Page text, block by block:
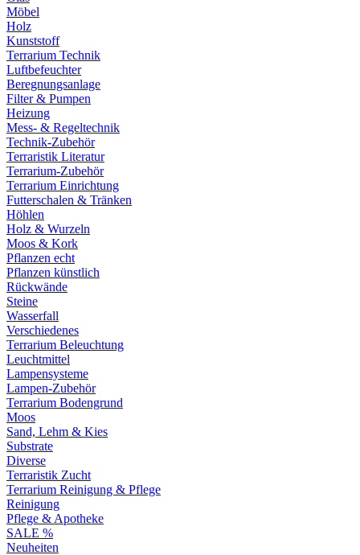
Möbel
Holz
Kunststoff
Terrarium Technik
Luftbefeuchter
Beregnungsanlage
Filter & Pumpen
Heizung
Mess- & Regeltechnik
Technik-Zubehör
Terraristik Literatur
Terrarium-Zubehör
Terrarium Einrichtung
Futterschalen & Tränken
Höhlen
Holz & Wurzeln
Moos & Kork
Pflanzen echt
Pflanzen künstlich
Rückwände
Steine
Wasserfall
Verschiedenes
Terrarium Beleuchtung
Leuchtmittel
Lampensysteme
Lampen-Zubehör
Terrarium Bodengrund
Moos
Sand, Lehm & Kies
Substrate
Diverse
Terraristik Zucht
Terrarium Reinigung & Pflege
Reinigung
Pflege & Apotheke
SALE %
Neuheiten